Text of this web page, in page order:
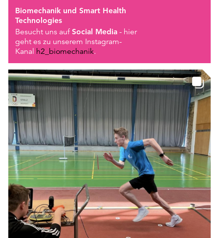
Biomechanik und Smart Health
Technologies
Besucht uns aufSocial Media - hier
geht es zu unserem Instagram-
Kanal h2_biomechanik.